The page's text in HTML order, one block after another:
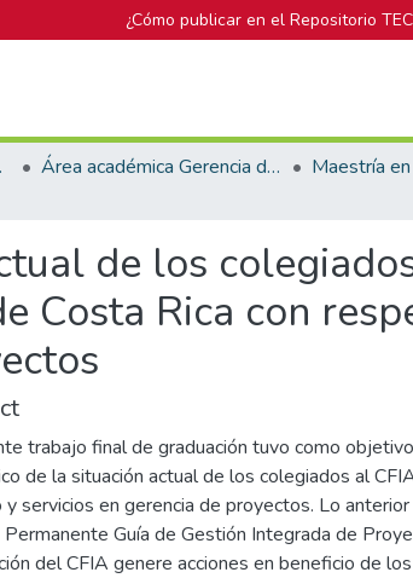
¿Cómo publicar en el Repositorio
Área académica Gerencia de Proyectos
de los
Costa Rica con
trabajo final de graduación tuvo como
de la situación actual de los colegiados al
servicios en gerencia de proyectos. Lo anterior
Permanente Guía de Gestión Integrada de
del CFIA genere acciones en beneficio de